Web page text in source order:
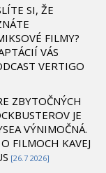
SI, ŽE
FILMY?
VÁS
VERTIGO
ZBYTOČNÝCH
JE
VÝNIMOČNÁ.
FILMOCH KAVEJ
[26.7 2026]